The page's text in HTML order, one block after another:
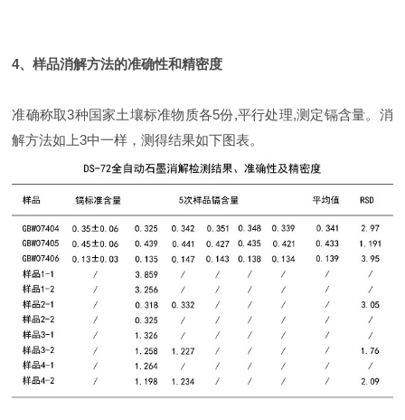
4、样品消解方法的准确性和精密度
准确称取3种国家土壤标准物质各5份,平行处理,测定镉含量。消
解方法如上3中一样，测得结果如下图表。